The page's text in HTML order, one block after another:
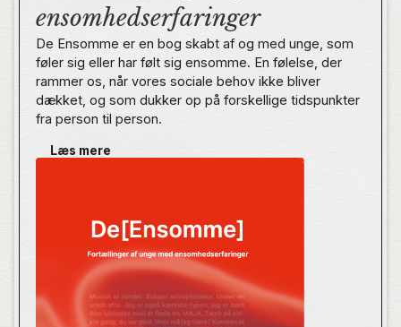
ensomhedserfaringer
De Ensomme er en bog skabt af og med unge, som
føler sig eller har følt sig ensomme. En følelse, der
rammer os, når vores sociale behov ikke bliver
dækket, og som dukker op på forskellige tidspunkter
fra person til person.
I Danmark er der mange unge, der føler sig langvarigt
Derfor har vi bedt en række unge om at sætte ord på
den ensomhed, de har følt. Det er der kommet 22
vigtige og personlige fortællinger ud af.
Læs mere